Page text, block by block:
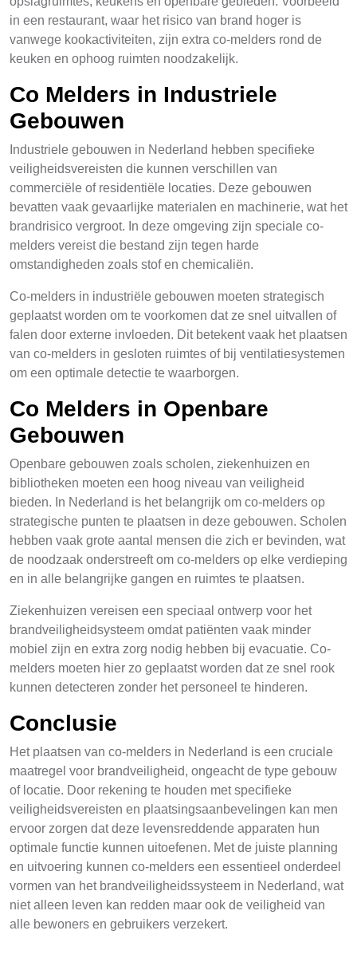
in een restaurant, waar het risico van brand hoger is
vanwege kookactiviteiten, zijn extra co-melders rond de
keuken en ophoog ruimten noodzakelijk.
Co Melders in Industriele
Gebouwen
Industriele gebouwen in Nederland hebben specifieke
veiligheidsvereisten die kunnen verschillen van
commerciële of residentiële locaties. Deze gebouwen
bevatten vaak gevaarlijke materialen en machinerie, wat het
brandrisico vergroot. In deze omgeving zijn speciale co-
melders vereist die bestand zijn tegen harde
omstandigheden zoals stof en chemicaliën.
Co-melders in industriële gebouwen moeten strategisch
geplaatst worden om te voorkomen dat ze snel uitvallen of
falen door externe invloeden. Dit betekent vaak het plaatsen
van co-melders in gesloten ruimtes of bij ventilatiesystemen
om een optimale detectie te waarborgen.
Co Melders in Openbare
Gebouwen
Openbare gebouwen zoals scholen, ziekenhuizen en
bibliotheken moeten een hoog niveau van veiligheid
bieden. In Nederland is het belangrijk om co-melders op
strategische punten te plaatsen in deze gebouwen. Scholen
hebben vaak grote aantal mensen die zich er bevinden, wat
de noodzaak onderstreeft om co-melders op elke verdieping
en in alle belangrijke gangen en ruimtes te plaatsen.
Ziekenhuizen vereisen een speciaal ontwerp voor het
brandveiligheidsysteem omdat patiënten vaak minder
mobiel zijn en extra zorg nodig hebben bij evacuatie. Co-
melders moeten hier zo geplaatst worden dat ze snel rook
kunnen detecteren zonder het personeel te hinderen.
Conclusie
Het plaatsen van co-melders in Nederland is een cruciale
maatregel voor brandveiligheid, ongeacht de type gebouw
of locatie. Door rekening te houden met specifieke
veiligheidsvereisten en plaatsingsaanbevelingen kan men
ervoor zorgen dat deze levensreddende apparaten hun
optimale functie kunnen uitoefenen. Met de juiste planning
en uitvoering kunnen co-melders een essentieel onderdeel
vormen van het brandveiligheidssysteem in Nederland, wat
niet alleen leven kan redden maar ook de veiligheid van
alle bewoners en gebruikers verzekert.